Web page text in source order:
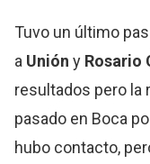
Tuvo un último
a Unión y Rosario
resultados pero la
pasado en Boca
hubo contacto,